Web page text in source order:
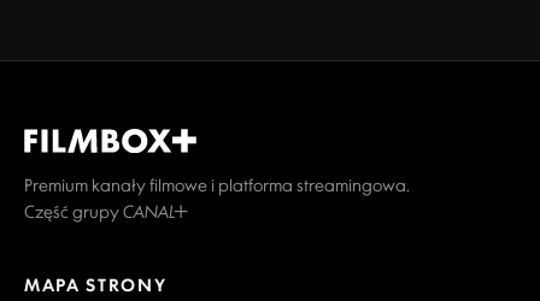
Premium kanały filmowe i platforma streamingowa.
Część grupy CANAL+
MAPA STRONY